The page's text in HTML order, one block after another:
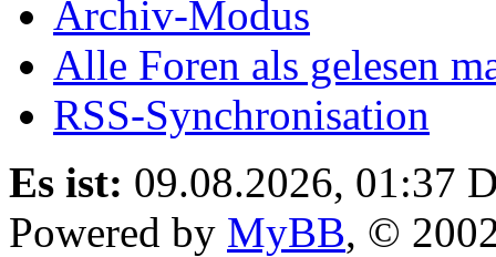
Archiv-Modus
Alle Foren als gelesen
RSS-Synchronisation
Es ist: 09.08.2026, 01:37
Powered by MyBB, ©